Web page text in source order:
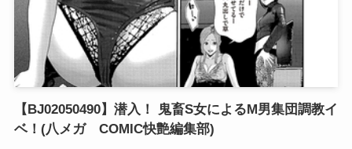
【BJ02050490】潜入！ 鬼畜S女によるM男集団調教イ
ベ！(八メガ COMIC快艶編集部)